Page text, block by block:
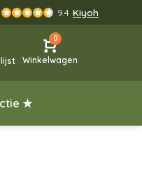
9.4 Kiyoh
0
Winkelwagen
★